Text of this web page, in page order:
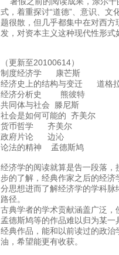
式，着重探讨“道德”、意识、
题很散，但几乎都集中在对西
发，对资本主义这种现代性形
（更新至20100614）
制度经济学 康芒斯
经济史上的结构与变迁 道格
经济分析史 熊彼特
共同体与社会 滕尼斯
社会是如何可能的 齐美尔
货币哲学 齐美尔
政府片论 边沁
论法的精神 孟德斯鸠
经济学的阅读就算是告一段落
步的了解，经典作家之后的经
分思想进而了解经济学的学科
路径。
古典学者的学术贡献涵盖广泛
孟德斯鸠等的作品难以归为某
经典作品，能和以前读过的政
油，希望能更有收获。